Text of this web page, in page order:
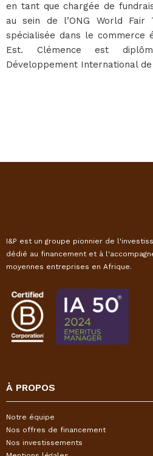
en tant que chargée de
au sein de l’ONG World Fair
spécialisée dans le commerce
Est. Clémence est
Développement International de
I&P est un groupe pionnier de
dédié au financement et à
moyennes entreprises en Afrique.
À PROPOS
Notre équipe
Nos offres de financement
Nos investissements